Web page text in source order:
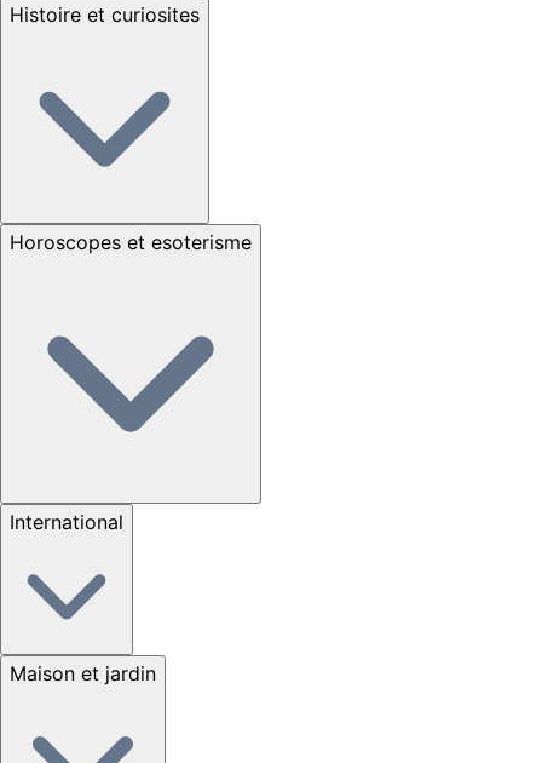
Histoire et curiosites
Horoscopes et esoterisme
International
Maison et jardin